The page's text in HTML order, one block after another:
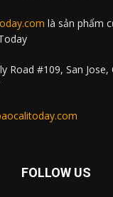
là sản phẩm
Road #109, San Jose,
FOLLOW US